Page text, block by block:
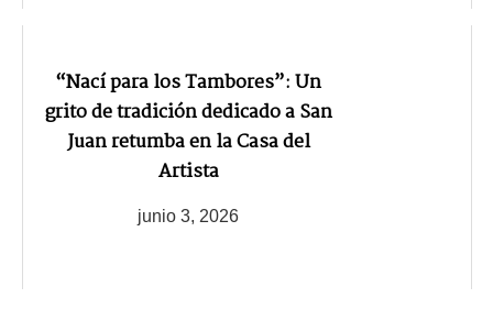
“Nací para los Tambores”: Un
grito de tradición dedicado a San
Juan retumba en la Casa del
Artista
junio 3, 2026